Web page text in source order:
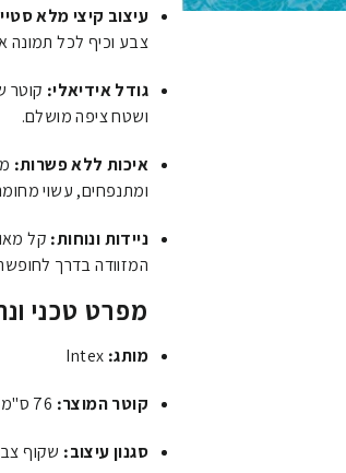
עיצוב קיצי מלא
צבע וכיף לכל תמונה
גודל אידיאלי:
ושטח ציפה מושלם.
איכות ללא פשרות:
ומתנפחים, עשוי
ניידות ונוחות: קל
המזוודה בדרך
מפרט טכני
מותג:
קוטר המוצר:
סגנון עיצוב: שקוף